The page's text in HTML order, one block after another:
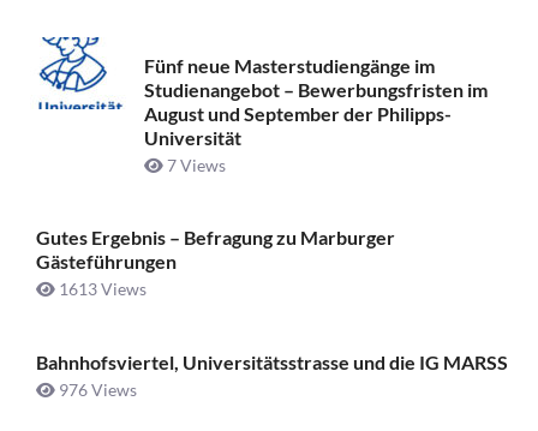
Fünf neue Masterstudiengänge im
Studienangebot – Bewerbungsfristen im
August und September der Philipps-
Universität
7 Views
Gutes Ergebnis – Befragung zu Marburger
Gästeführungen
1613 Views
Bahnhofsviertel, Universitätsstrasse und die IG MARSS
976 Views